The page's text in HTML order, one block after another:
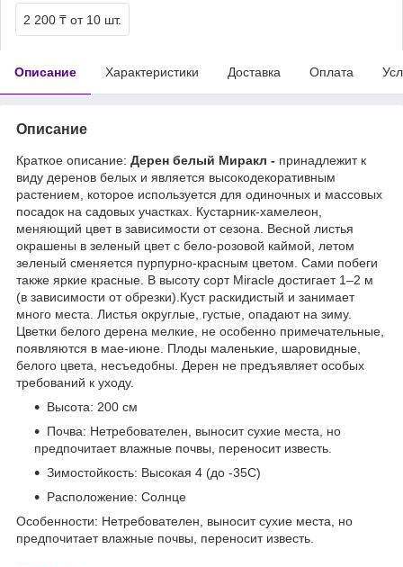
2 200 ₸ от 10 шт.
Описание Характеристики Доставка Оплата
Описание
Краткое описание: Дерен белый Миракл - принадлежит к
виду деренов белых и является высокодекоративным
растением, которое используется для одиночных и массовых
посадок на садовых участках. Кустарник-хамелеон,
меняющий цвет в зависимости от сезона. Весной листья
окрашены в зеленый цвет с бело-розовой каймой, летом
зеленый сменяется пурпурно-красным цветом. Сами побеги
также яркие красные. В высоту сорт Miracle достигает 1–2 м
(в зависимости от обрезки).Куст раскидистый и занимает
много места. Листья округлые, густые, опадают на зиму.
Цветки белого дерена мелкие, не особенно примечательные,
появляются в мае-июне. Плоды маленькие, шаровидные,
белого цвета, несъедобны. Дерен не предъявляет особых
требований к уходу.
Высота: 200 см
Почва: Нетребователен, выносит сухие места, но
предпочитает влажные почвы, переносит известь.
Зимостойкость: Высокая 4 (до -35С)
Расположение: Солнце
Особенности: Нетребователен, выносит сухие места, но
предпочитает влажные почвы, переносит известь.